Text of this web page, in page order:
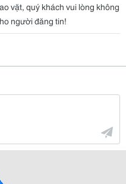
vặt, quý khách vui lòng không
người đăng tin!